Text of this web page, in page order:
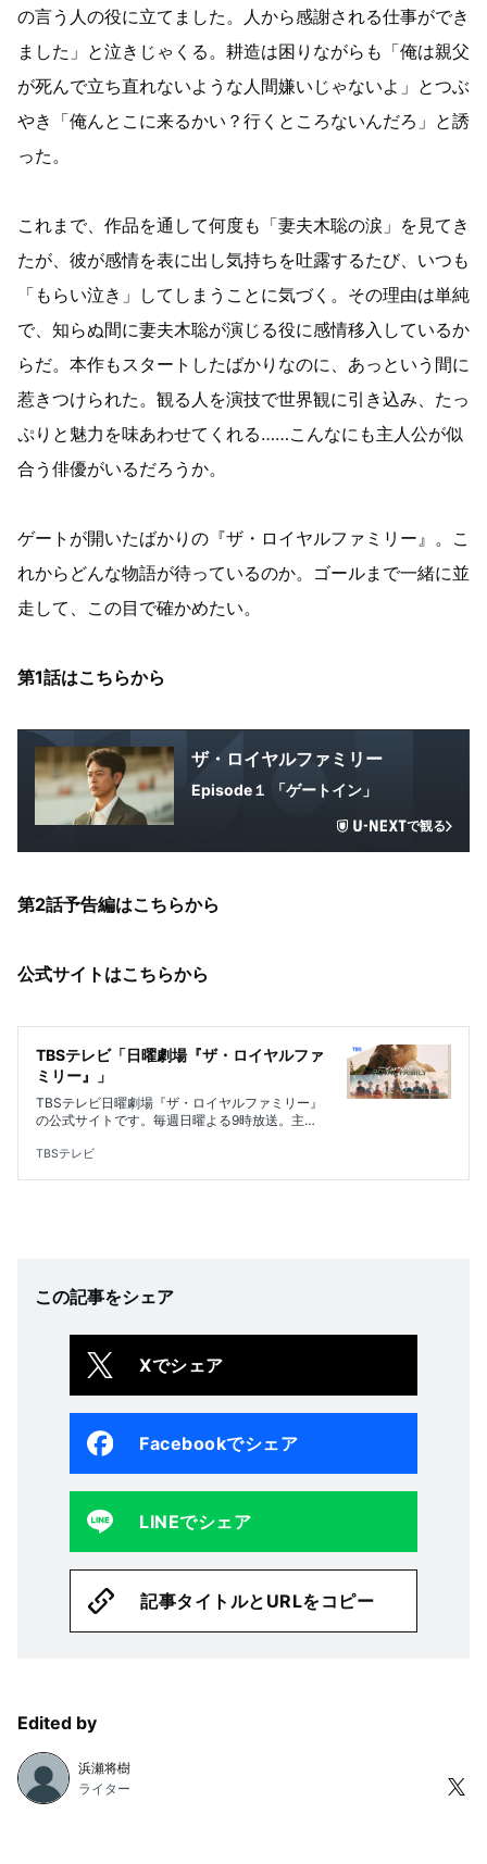
の言う人の役に立てました。人から感謝される仕事ができ
ました」と泣きじゃくる。耕造は困りながらも「俺は親父
が死んで立ち直れないような人間嫌いじゃないよ」とつぶ
やき「俺んとこに来るかい？行くところないんだろ」と誘
った。
これまで、作品を通して何度も「妻夫木聡の涙」を見てき
たが、彼が感情を表に出し気持ちを吐露するたび、いつも
「もらい泣き」してしまうことに気づく。その理由は単純
で、知らぬ間に妻夫木聡が演じる役に感情移入しているか
らだ。本作もスタートしたばかりなのに、あっという間に
惹きつけられた。観る人を演技で世界観に引き込み、たっ
ぷりと魅力を味あわせてくれる……こんなにも主人公が似
合う俳優がいるだろうか。
ゲートが開いたばかりの『ザ・ロイヤルファミリー』。こ
れからどんな物語が待っているのか。ゴールまで一緒に並
走して、この目で確かめたい。
第1話はこちらから
ザ・ロイヤルファミリー
Episode１ 「ゲートイン」
で観る
第2話予告編はこちらから
公式サイトはこちらから
TBSテレビ「日曜劇場『ザ・ロイヤルファ
ミリー』」
TBSテレビ日曜劇場『ザ・ロイヤルファミリー』
の公式サイトです。毎週日曜よる9時放送。主
追い続けた熱き大人たちの物語。
TBSテレビ
この記事をシェア
Xでシェア
Facebookでシェア
LINEでシェア
記事タイトルとURLをコピー
Edited by
浜瀬将樹
ライター